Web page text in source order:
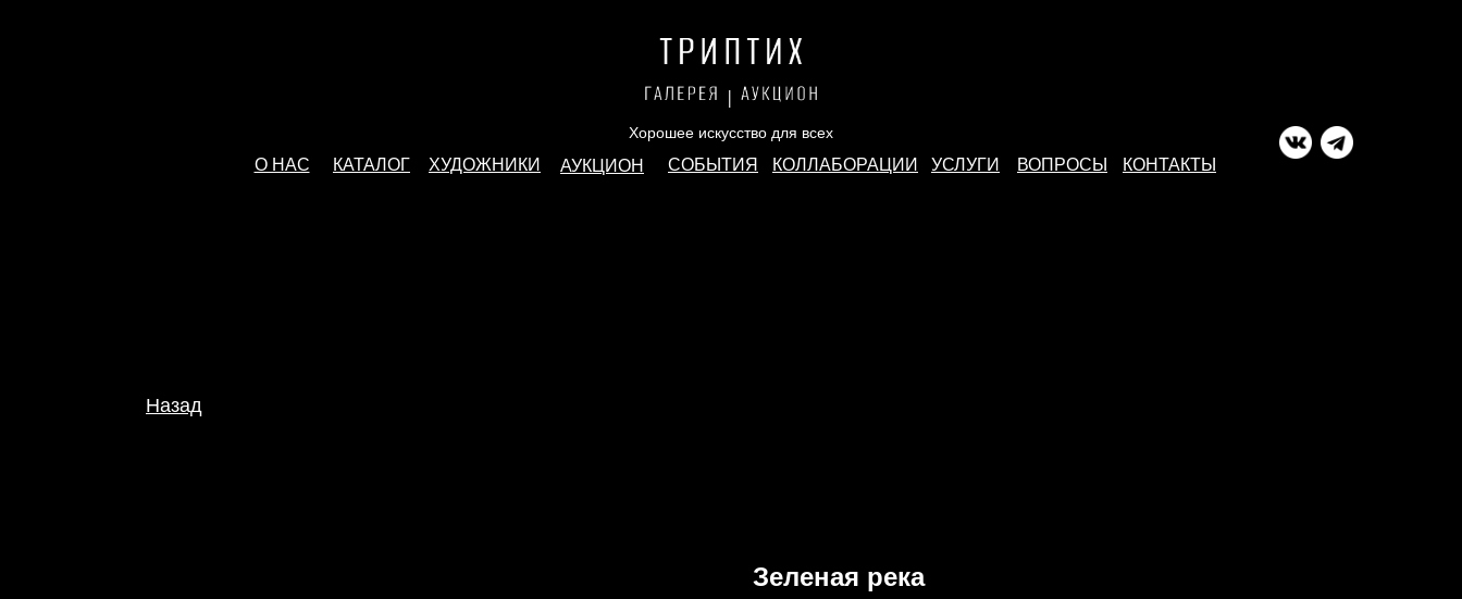
КАТАЛОГ
О НАС КОНТАКТЫ
УСЛУГИ ВОПРОСЫ
СОБЫТИЯ КОЛЛАБОРАЦИИ
ХУДОЖНИКИ АУКЦИОН
Хорошее искусство для всех
Назад
Зеленая река